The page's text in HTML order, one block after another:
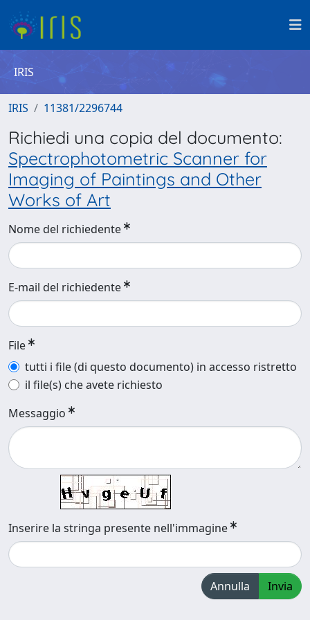
IRIS
IRIS 11381/2296744
Richiedi una copia del documento:
Spectrophotometric Scanner for
Imaging of Paintings and Other
Works of Art
Nome del richiedente
E-mail del richiedente
File
tutti i file (di questo documento) in accesso ristretto
il file(s) che avete richiesto
Messaggio
Inserire la stringa presente nell'immagine
Annulla Invia